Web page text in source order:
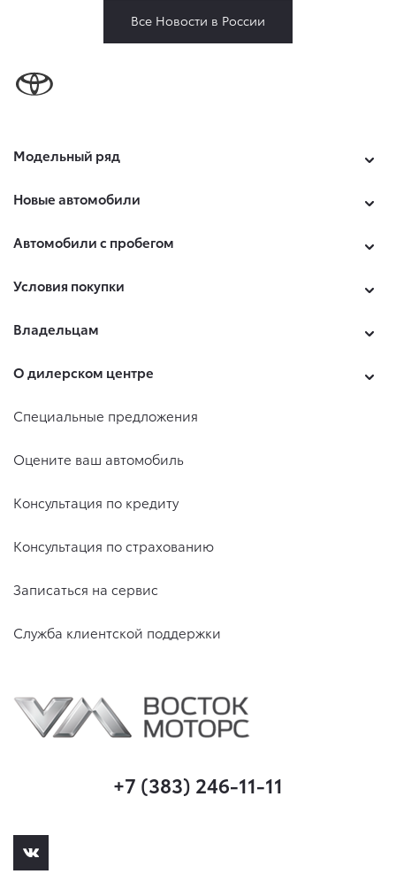
Все Новости в России
Модельный ряд
Новые автомобили
Автомобили с пробегом
Условия покупки
Владельцам
О дилерском центре
Специальные предложения
Оцените ваш автомобиль
Консультация по кредиту
Консультация по страхованию
Записаться на сервис
Служба клиентской поддержки
+7 (383) 246-11-11